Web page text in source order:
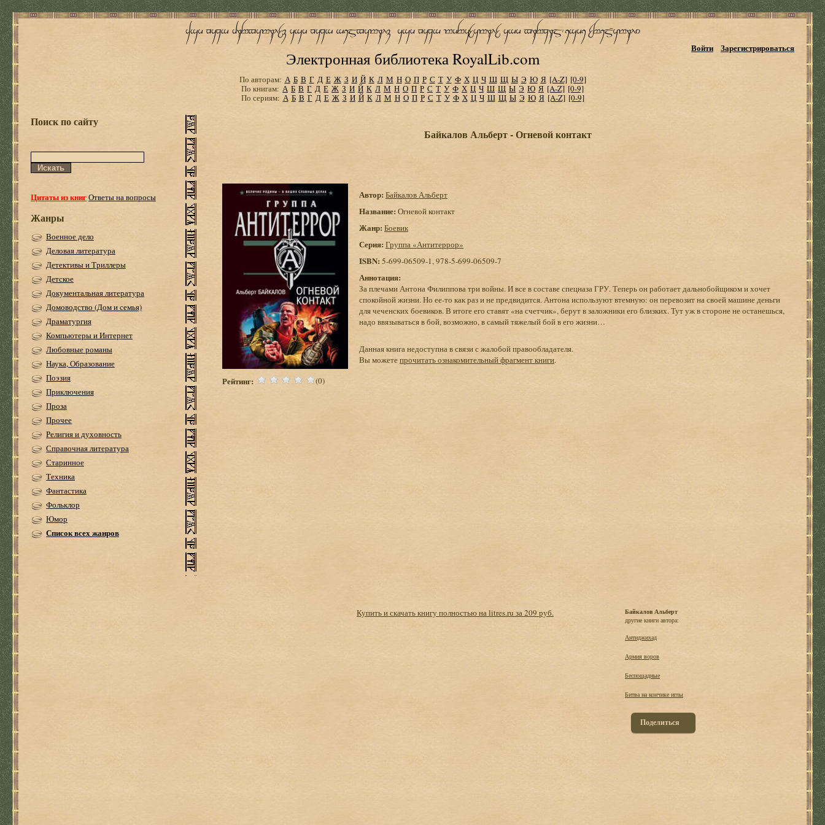
Электронная библиотека RoyalLib.com
Войти Зарегистрироваться
По авторам: А Б В Г Д Е Ж З И Й К Л М Н О П Р С Т У Ф Х Ц Ч Ш Щ Ы Э Ю Я [A-Z] [0-9]
По книгам: А Б В Г Д Е Ж З И Й К Л М Н О П Р С Т У Ф Х Ц Ч Ш Щ Ы Э Ю Я [A-Z] [0-9]
По сериям: А Б В Г Д Е Ж З И Й К Л М Н О П Р С Т У Ф Х Ц Ч Ш Щ Ы Э Ю Я [A-Z] [0-9]
Поиск по сайту
Цитаты из книгОтветы на вопросы
Жанры
Военное дело
Деловая литература
Детективы и Триллеры
Детское
Документальная литература
Домоводство (Дом и семья)
Драматургия
Компьютеры и Интернет
Любовные романы
Наука, Образование
Поэзия
Приключения
Проза
Прочее
Религия и духовность
Справочная литература
Старинное
Техника
Фантастика
Фольклор
Юмор
Список всех жанров
Байкалов Альберт - Огневой контакт
Рейтинг: (0)
Автор: Байкалов Альберт
Название: Огневой контакт
Жанр: Боевик
Серия: Группа «Антитеррор»
ISBN:5-699-06509-1, 978-5-699-06509-7
Аннотация:
За плечами Антона Филиппова три войны. И все в составе спецназа ГРУ. Теперь он работает дальнобойщиком и хочет
спокойной жизни. Но ее-то как раз и не предвидится. Антона используют втемную: он перевозит на своей машине деньги
для чеченских боевиков. В итоге его ставят «на счетчик», берут в заложники его близких. Тут уж в стороне не останешься,
надо ввязываться в бой, возможно, в самый тяжелый бой в его жизни…
Данная книга недоступна в связи с жалобой правообладателя.
Вы можетепрочитать ознакомительный фрагмент книги.
Купить и скачать книгу полностью на litres.ru за 209 руб.
Байкалов Альберт
другие книги автора:
Антиджихад
Армия воров
Беспощадные
Битва на кончике иглы
Поделиться